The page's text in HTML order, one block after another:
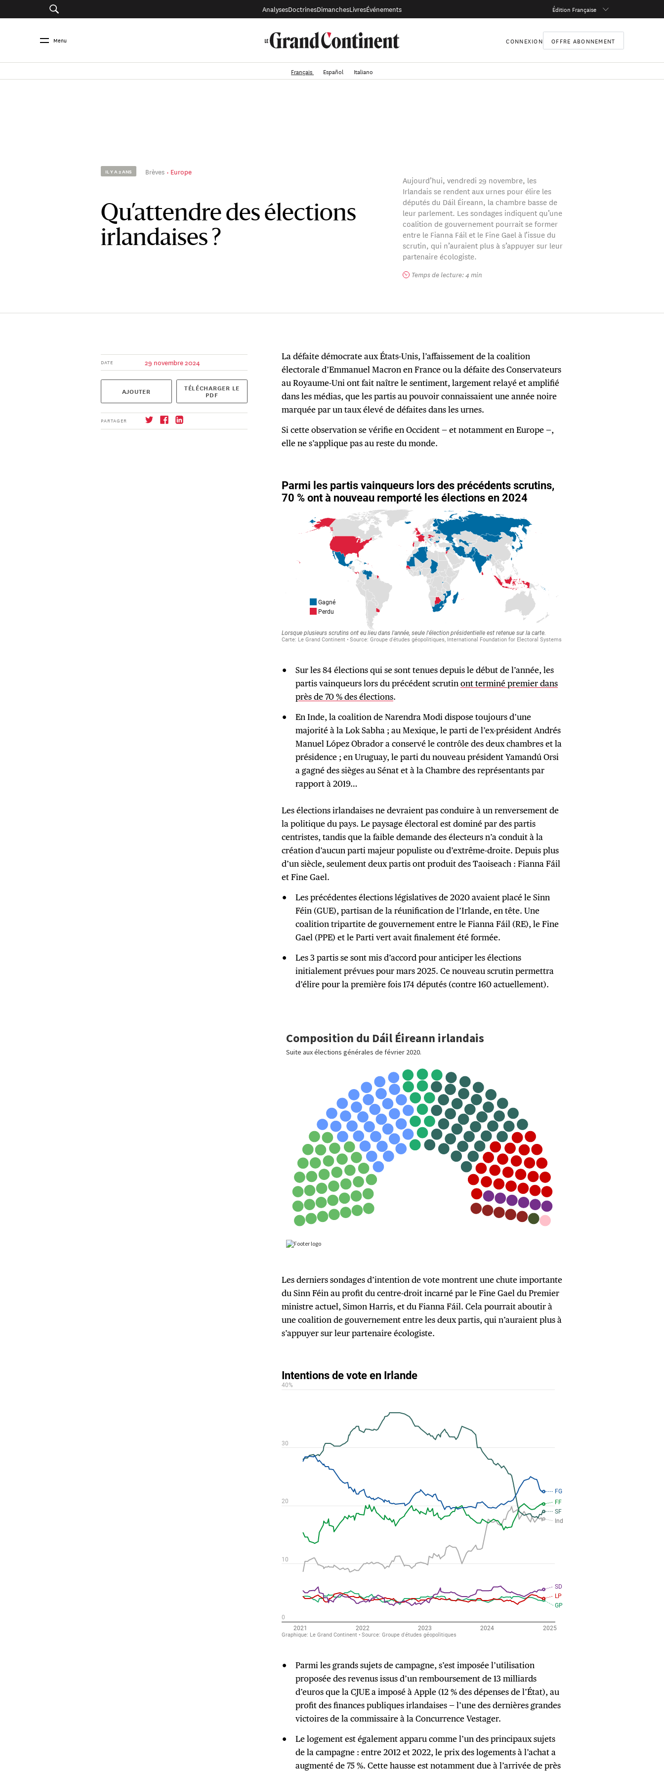
AnalysesDoctrinesDimanchesLivresÉvénements Édition Française
Menu CONNEXION OFFRE ABONNEMENT
Français Español Italiano
IL Y A 2 ANS Brèves Europe
Qu’attendre des élections
irlandaises ?
Aujourd’hui, vendredi 29 novembre, les
Irlandais se rendent aux urnes pour élire les
députés du Dáil Éireann, la chambre basse de
leur parlement. Les sondages indiquent qu’une
coalition de gouvernement pourrait se former
entre le Fianna Fáil et le Fine Gael à l’issue du
scrutin, qui n’auraient plus à s’appuyer sur leur
partenaire écologiste.
Temps de lecture: 4 min
DATE 29 novembre 2024
AJOUTER TÉLÉCHARGER LE
PDF
PARTAGER
La défaite démocrate aux États-Unis, l’affaissement de la coalition
électorale d’Emmanuel Macron en France ou la défaite des Conservateurs
au Royaume-Uni ont fait naître le sentiment, largement relayé et amplifié
dans les médias, que les partis au pouvoir connaissaient une année noire
marquée par un taux élevé de défaites dans les urnes.
Si cette observation se vérifie en Occident — et notamment en Europe —,
elle ne s’applique pas au reste du monde.
Sur les 84 élections qui se sont tenues depuis le début de l’année, les
partis vainqueurs lors du précédent scrutin ont terminé premier dans
près de 70 % des élections.
En Inde, la coalition de Narendra Modi dispose toujours d’une
majorité à la Lok Sabha ; au Mexique, le parti de l’ex-président Andrés
Manuel López Obrador a conservé le contrôle des deux chambres et la
présidence ; en Uruguay, le parti du nouveau président Yamandú Orsi
a gagné des sièges au Sénat et à la Chambre des représentants par
rapport à 2019…
Les élections irlandaises ne devraient pas conduire à un renversement de
la politique du pays. Le paysage électoral est dominé par des partis
centristes, tandis que la faible demande des électeurs n’a conduit à la
création d’aucun parti majeur populiste ou d’extrême-droite. Depuis plus
d’un siècle, seulement deux partis ont produit des Taoiseach : Fianna Fáil
et Fine Gael.
Les précédentes élections législatives de 2020 avaient placé le Sinn
Féin (GUE), partisan de la réunification de l’Irlande, en tête. Une
coalition tripartite de gouvernement entre le Fianna Fáil (RE), le Fine
Gael (PPE) et le Parti vert avait finalement été formée.
Les 3 partis se sont mis d’accord pour anticiper les élections
initialement prévues pour mars 2025. Ce nouveau scrutin permettra
d’élire pour la première fois 174 députés (contre 160 actuellement).
Les derniers sondages d’intention de vote montrent une chute importante
du Sinn Féin au profit du centre-droit incarné par le Fine Gael du Premier
ministre actuel, Simon Harris, et du Fianna Fáil. Cela pourrait aboutir à
une coalition de gouvernement entre les deux partis, qui n’auraient plus à
s’appuyer sur leur partenaire écologiste.
Parmi les grands sujets de campagne, s’est imposée l’utilisation
proposée des revenus issus d’un remboursement de 13 milliards
d’euros que la CJUE a imposé à Apple (12 % des dépenses de l’État), au
profit des finances publiques irlandaises — l’une des dernières grandes
victoires de la commissaire à la Concurrence Vestager.
Le logement est également apparu comme l’un des principaux sujets
de la campagne : entre 2012 et 2022, le prix des logements à l’achat a
augmenté de 75 %. Cette hausse est notamment due à l’arrivée de près